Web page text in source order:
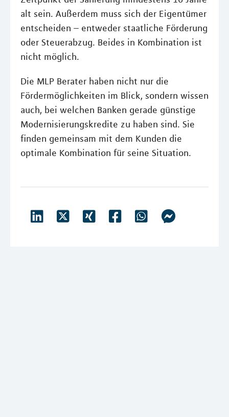
alt sein. Außerdem muss sich der Eigentümer
entscheiden – entweder staatliche Förderung
oder Steuerabzug. Beides in Kombination ist
nicht möglich.
Die MLP Berater haben nicht nur die
Fördermöglichkeiten im Blick, sondern wissen
auch, bei welchen Banken gerade günstige
Modernisierungskredite zu haben sind. Sie
finden gemeinsam mit dem Kunden die
optimale Kombination für seine Situation.